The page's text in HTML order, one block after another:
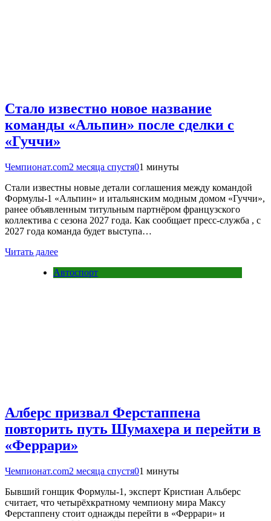
Стало известно новое название
команды «Альпин» после сделки с
«Гуччи»
Чемпионат.com2 месяца спустя01 минуты
Стали известны новые детали соглашения между командой
Формулы-1 «Альпин» и итальянским модным домом «Гуччи»,
ранее объявленным титульным партнёром французского
коллектива с сезона 2027 года. Как сообщает пресс-служба , с
2027 года команда будет выступа…
Читать далее
Автоспорт
Алберс призвал Ферстаппена
повторить путь Шумахера и перейти в
«Феррари»
Чемпионат.com2 месяца спустя01 минуты
Бывший гонщик Формулы-1, эксперт Кристиан Альберс
считает, что четырёхкратному чемпиону мира Максу
Ферстаппену стоит однажды перейти в «Феррари» и